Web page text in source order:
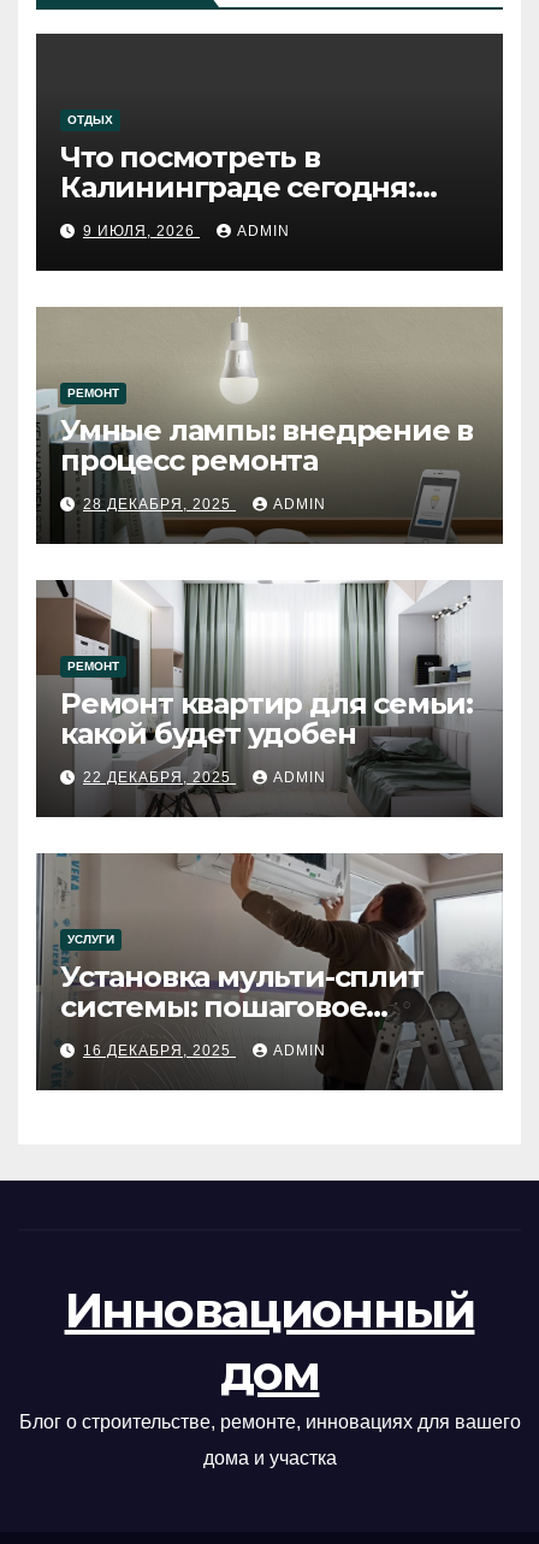
ОТДЫХ
Что посмотреть в
Калининграде сегодня:
путеводитель по самому
западному городу России
9 ИЮЛЯ, 2026 ADMIN
РЕМОНТ
Умные лампы: внедрение в
процесс ремонта
28 ДЕКАБРЯ, 2025 ADMIN
РЕМОНТ
Ремонт квартир для семьи:
какой будет удобен
22 ДЕКАБРЯ, 2025 ADMIN
УСЛУГИ
Установка мульти-сплит
системы: пошаговое
руководство
16 ДЕКАБРЯ, 2025 ADMIN
Инновационный
дом
Блог о строительстве, ремонте, инновациях для вашего
дома и участка